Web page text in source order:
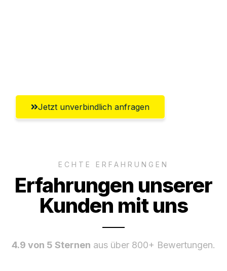
Jetzt unverbindlich anfragen
ECHTE ERFAHRUNGEN
Erfahrungen unserer
Kunden mit uns
4.9 von 5 Sternen aus über 800+ Bewertungen.